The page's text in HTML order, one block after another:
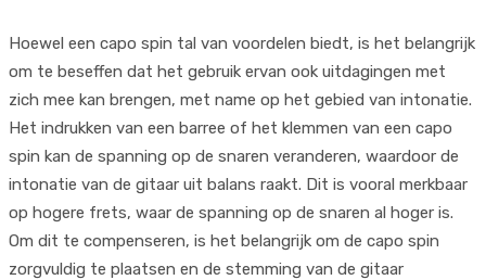
Hoewel een capo spin tal van voordelen biedt, is het belangrijk
om te beseffen dat het gebruik ervan ook uitdagingen met
zich mee kan brengen, met name op het gebied van intonatie.
Het indrukken van een barree of het klemmen van een capo
spin kan de spanning op de snaren veranderen, waardoor de
intonatie van de gitaar uit balans raakt. Dit is vooral merkbaar
op hogere frets, waar de spanning op de snaren al hoger is.
Om dit te compenseren, is het belangrijk om de capo spin
zorgvuldig te plaatsen en de stemming van de gitaar